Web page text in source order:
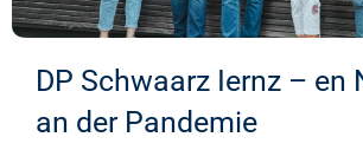
DP Schwaarz Iernz – en
an der Pandemie